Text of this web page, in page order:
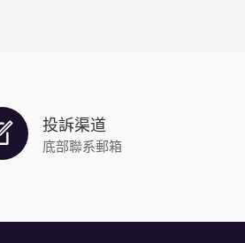
投訴渠道
底部聯系郵箱